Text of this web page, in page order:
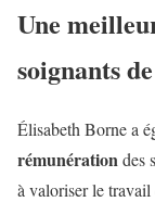
Une
soignants
Élisabeth Borne a
rémunérationdes
à valoriser le travail